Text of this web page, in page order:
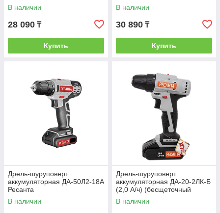
В наличии
28 090 ₸
Купить
В наличии
30 890 ₸
Купить
Дрель-шуруповерт
аккумуляторная ДА-50Л2-18А
Ресанта
В наличии
Дрель-шуруповерт
аккумуляторная ДА-20-2ЛК-Б
(2,0 А/ч) (бесщеточный
двигатель) Ресанта
В наличии